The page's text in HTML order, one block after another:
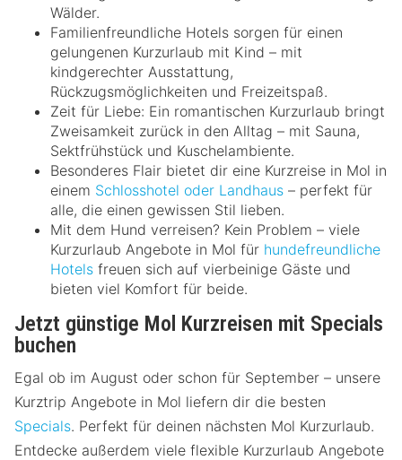
Wälder.
Familienfreundliche Hotels sorgen für einen
gelungenen Kurzurlaub mit Kind – mit
kindgerechter Ausstattung,
Rückzugsmöglichkeiten und Freizeitspaß.
Zeit für Liebe: Ein romantischen Kurzurlaub bringt
Zweisamkeit zurück in den Alltag – mit Sauna,
Sektfrühstück und Kuschelambiente.
Besonderes Flair bietet dir eine Kurzreise in Mol in
einem Schlosshotel oder Landhaus – perfekt für
alle, die einen gewissen Stil lieben.
Mit dem Hund verreisen? Kein Problem – viele
Kurzurlaub Angebote in Mol für hundefreundliche
Hotels freuen sich auf vierbeinige Gäste und
bieten viel Komfort für beide.
Jetzt günstige Mol Kurzreisen mit Specials
buchen
Egal ob im August oder schon für September – unsere
Kurztrip Angebote in Mol liefern dir die besten
Specials. Perfekt für deinen nächsten Mol Kurzurlaub.
Entdecke außerdem viele flexible Kurzurlaub Angebote